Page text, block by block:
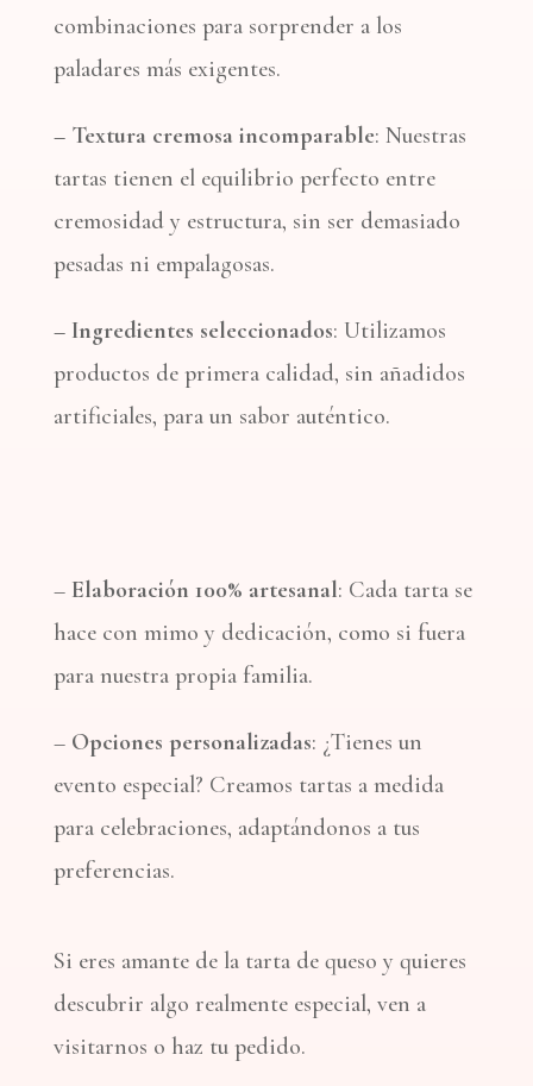
combinaciones para sorprender a los
paladares más exigentes.
– Textura cremosa incomparable: Nuestras
tartas tienen el equilibrio perfecto entre
cremosidad y estructura, sin ser demasiado
pesadas ni empalagosas.
– Ingredientes seleccionados: Utilizamos
productos de primera calidad, sin añadidos
artificiales, para un sabor auténtico.
– Elaboración 100% artesanal: Cada tarta se
hace con mimo y dedicación, como si fuera
para nuestra propia familia.
– Opciones personalizadas: ¿Tienes un
evento especial? Creamos tartas a medida
para celebraciones, adaptándonos a tus
preferencias.
Si eres amante de la tarta de queso y quieres
descubrir algo realmente especial, ven a
visitarnos o haz tu pedido.